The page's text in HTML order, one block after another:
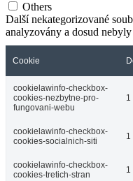
Others
Další nekategorizované
analyzovány a dosud
Cookie
cookielawinfo-checkbox-
cookies-nezbytne-pro-
fungovani-webu
1
cookielawinfo-checkbox-
cookies-socialnich-siti
1
cookielawinfo-checkbox-
cookies-tretich-stran
1